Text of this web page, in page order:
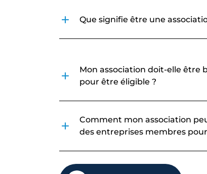
Que signifie être une
Mon association doit-elle être
pour être éligible ?
Comment mon association
des entreprises membres